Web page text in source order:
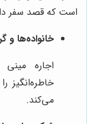
است که قصد سفر
خانواده‌ها و
اجاره
خاطره‌انگیز
می‌کند.